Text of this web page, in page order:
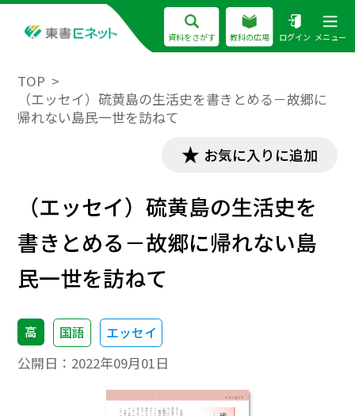
資料をさがす 教科の広場 ログイン メニュー
TOP
（エッセイ）硫黄島の生活史を書きとめる－故郷に
帰れない島民一世を訪ねて
お気に入りに追加
（エッセイ）硫黄島の生活史を
書きとめる－故郷に帰れない島
民一世を訪ねて
高 国語 エッセイ
公開日： 2022年09月01日